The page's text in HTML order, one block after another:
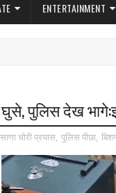
ENTERTAINMENT
पुलिस देख
चोरी प्रयास, पुलिस पीछा,